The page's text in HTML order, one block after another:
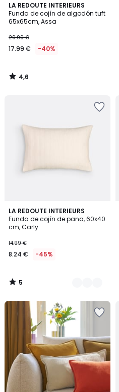
LA REDOUTE INTERIEURS
Funda de cojín de algodón tuft
65x65cm, Assa
29.99 €
17.99 € -40%
4,6
/ 5
4,6
/
LA REDOUTE INTERIEURS
Funda de cojín de pana, 60x40
cm, Carly
14.99 €
8.24 € -45%
5
/
5
4
Colores
5
/